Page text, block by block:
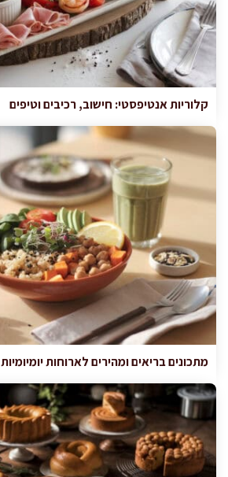
קלוריות אנטיפסטי: חישוב, רכיבים וטיפים
מתכונים בריאים ומהירים לארוחות יומיומיות